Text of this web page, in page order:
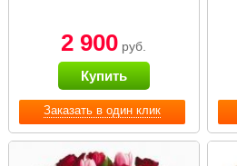
Заказать в один клик
2 900 руб.
Купить